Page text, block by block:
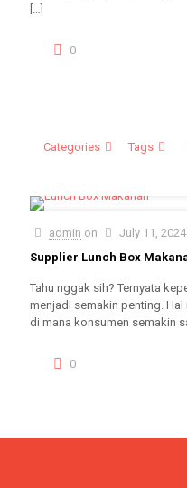
[…]
0
Categories Tags
admin on
July 11, 2024
Supplier Lunch Box
Tahu nggak sih? Ternyata
menjadi semakin penting.
di mana konsumen semakin
0